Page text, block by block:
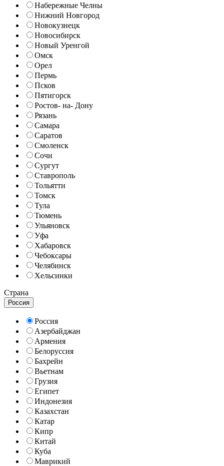
Набережные Челны
Нижний Новгород
Новокузнецк
Новосибирск
Новый Уренгой
Омск
Орел
Пермь
Псков
Пятигорск
Ростов- на- Дону
Рязань
Самара
Саратов
Смоленск
Сочи
Сургут
Ставрополь
Тольятти
Томск
Тула
Тюмень
Ульяновск
Уфа
Хабаровск
Чебоксары
Челябинск
Хельсинки
Страна
Россия
Россия
Азербайджан
Армения
Белоруссия
Бахрейн
Вьетнам
Грузия
Египет
Индонезия
Казахстан
Катар
Кипр
Китай
Куба
Маврикий